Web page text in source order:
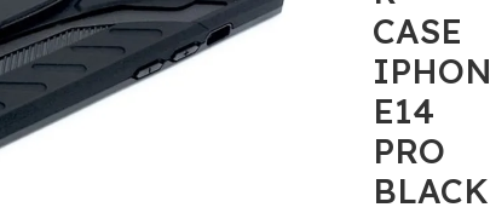
CASE
IPHON
E14
PRO
BLACK